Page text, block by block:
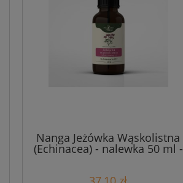
Nanga Jeżówka Wąskolistna
(Echinacea) - nalewka 50 ml -
odporność